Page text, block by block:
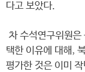
다고 보았다.
차 수석연구위원은
택한 이유에 대해,
평가한 것은 이미